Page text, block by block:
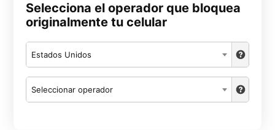
Selecciona el operador que bloquea
originalmente tu celular
Estados Unidos
Seleccionar operador